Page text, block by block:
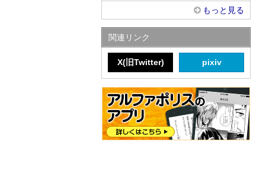
もっと見る
関連リンク
X(旧Twitter) pixiv